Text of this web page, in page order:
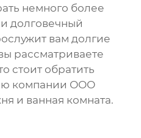
немного более
долговечный
вам долгие
рассматриваете
стоит обратить
компании ООО
и ванная комната.